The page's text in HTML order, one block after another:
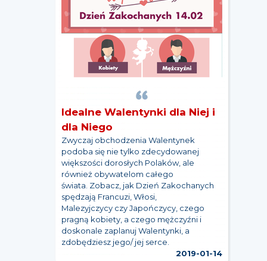
Idealne Walentynki dla Niej i
dla Niego
Zwyczaj obchodzenia Walentynek
podoba się nie tylko zdecydowanej
większości dorosłych Polaków, ale
również obywatelom całego
świata. Zobacz, jak Dzień Zakochanych
spędzają Francuzi, Włosi,
Malezyjczycy czy Japończycy, czego
pragną kobiety, a czego mężczyźni i
doskonale zaplanuj Walentynki, a
zdobędziesz jego/ jej serce.
2019-01-14